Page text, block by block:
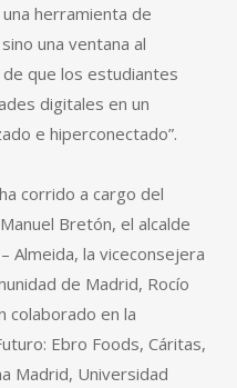
herramienta de
una ventana al
que los estudiantes
digitales en un
e hiperconectado”.
corrido a cargo del
Bretón, el alcalde
Almeida, la viceconsejera
de Madrid, Rocío
colaborado en la
Ebro Foods, Cáritas,
Madrid, Universidad